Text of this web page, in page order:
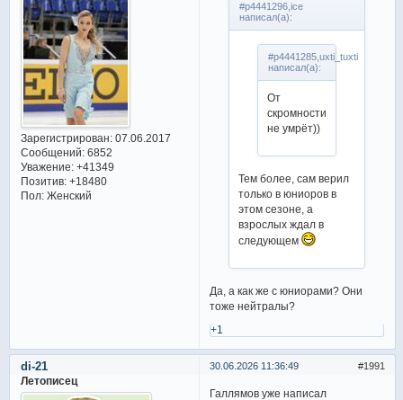
Зарегистрирован: 07.06.2017
Сообщений:6852
Уважение: +41349
Позитив: +18480
Пол:Женский
#p4441296,ice
написал(а):
#p4441285,uxti_tuxti
написал(а):
От
скромности
не умрёт))
Тем более, сам верил
только в юниоров в
этом сезоне, а
взрослых ждал в
следующем
Да, а как же с юниорами? Они
тоже нейтралы?
+1
1991
30.06.2026 11:36:49
di-21
Летописец
Галлямов уже написал